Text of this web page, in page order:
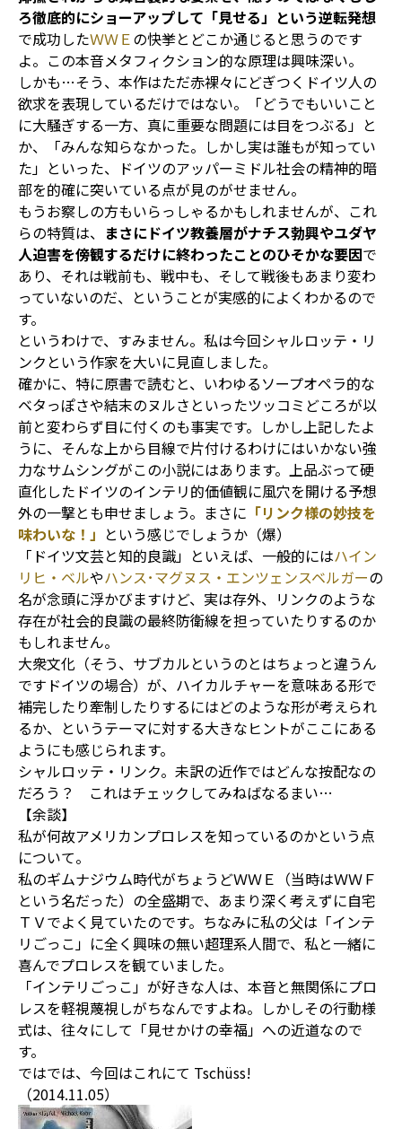
ろ徹底的にショーアップして「見せる」という逆転発想
で成功したＷＷＥの快挙とどこか通じると思うのです
よ。この本音メタフィクション的な原理は興味深い。
しかも…そう、本作はただ赤裸々にどぎつくドイツ人の
欲求を表現しているだけではない。「どうでもいいこと
に大騒ぎする一方、真に重要な問題には目をつぶる」と
か、「みんな知らなかった。しかし実は誰もが知ってい
た」といった、ドイツのアッパーミドル社会の精神的暗
部を的確に突いている点が見のがせません。
もうお察しの方もいらっしゃるかもしれませんが、これ
らの特質は、 まさにドイツ教養層がナチス勃興やユダヤ
人迫害を傍観するだけに終わったことのひそかな要因で
あり、それは戦前も、戦中も、そして戦後もあまり変わ
っていないのだ、ということが実感的によくわかるので
す。
というわけで、すみません。私は今回シャルロッテ・リ
ンクという作家を大いに見直しました。
確かに、特に原書で読むと、いわゆるソープオペラ的な
ベタっぽさや結末のヌルさといったツッコミどころが以
前と変わらず目に付くのも事実です。しかし上記したよ
うに、そんな上から目線で片付けるわけにはいかない強
力なサムシングがこの小説にはあります。上品ぶって硬
直化したドイツのインテリ的価値観に風穴を開ける予想
外の一撃とも申せましょう。まさに 「リンク様の妙技を
味わいな！」 という感じでしょうか（爆）
「ドイツ文芸と知的良識」といえば、一般的にはハイン
リヒ・ベルやハンス･マグヌス・エンツェンスベルガーの
名が念頭に浮かびますけど、実は存外、リンクのような
存在が社会的良識の最終防衛線を担っていたりするのか
もしれません。
大衆文化（そう、サブカルというのとはちょっと違うん
ですドイツの場合）が、ハイカルチャーを意味ある形で
補完したり牽制したりするにはどのような形が考えられ
るか、というテーマに対する大きなヒントがここにある
ようにも感じられます。
シャルロッテ・リンク。未訳の近作ではどんな按配なの
だろう？ これはチェックしてみねばなるまい…
【余談】
私が何故アメリカンプロレスを知っているのかという点
について。
私のギムナジウム時代がちょうどＷＷＥ（当時はＷＷＦ
という名だった）の全盛期で、あまり深く考えずに自宅
ＴＶでよく見ていたのです。ちなみに私の父は「インテ
リごっこ」に全く興味の無い超理系人間で、私と一緒に
喜んでプロレスを観ていました。
「インテリごっこ」が好きな人は、本音と無関係にプロ
レスを軽視蔑視しがちなんですよね。しかしその行動様
式は、往々にして「見せかけの幸福」への近道なので
す。
ではでは、今回はこれにて Tschüss!
（2014.11.05）